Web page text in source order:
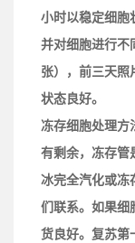
小时以稳定细胞
并对细胞进行不
张）
， 前三天照
状态良好。
冻存细胞处理方
有剩余，冻存管
冰完全汽化或冻
们联系。如果细
货良好。复苏第